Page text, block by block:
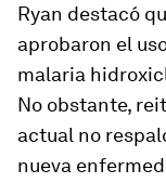
Ryan destacó
aprobaron el
malaria
No obstante,
actual no
nueva